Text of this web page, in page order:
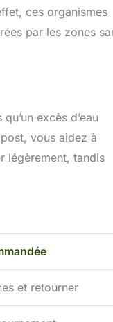
ces organismes
par les zones
excès d’eau
vous aidez à
légèrement, tandis
et retourner